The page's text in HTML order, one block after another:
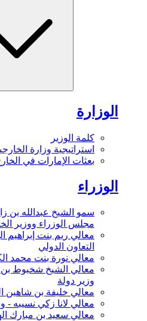
الوزارة
كلمة الوزير
استراتيجية وزارة
بعثات الإمارات في
الوزراء
سمو الشيخ عبدالله بن
مجلس الوزراء ووزير
معالي ريم بنت إبراهيم
التعاون الدولي
معالي نورة بنت محمد
معالي الشيخ شخبوط بن
وزير دولة
معالي خليفة بن شاهين
معالي لانا زكي نسيبه -
معالي سعيد بن مبارك